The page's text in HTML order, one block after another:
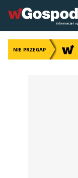
NIE PRZEGAP